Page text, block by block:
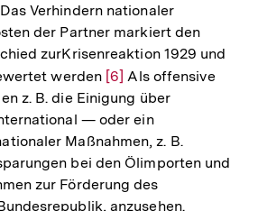
Verhindern nationaler
der Partner markiert den
zurKrisenreaktion 1929 und
werden Zur
Auflösung
der
Fußnote
[6] Als offensive
z. B. die Einigung über
— oder ein
Maßnahmen, z. B.
bei den Ölimporten und
zur Förderung des
anzusehen.